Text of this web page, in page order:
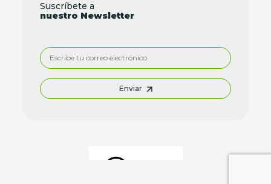
Suscríbete a
nuestro Newsletter
Enviar